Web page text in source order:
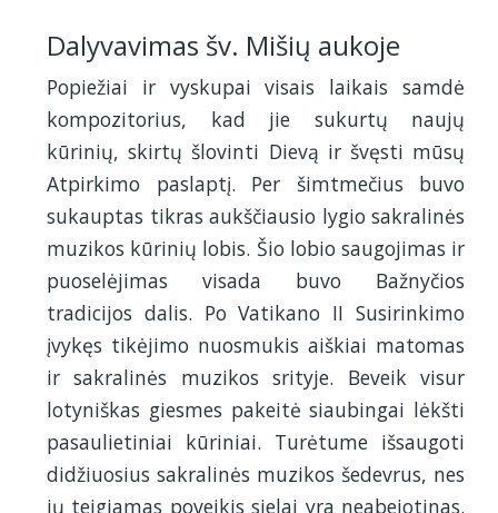
Dalyvavimas šv. Mišių aukoje
Popiežiai ir vyskupai visais laikais samdė
kompozitorius, kad jie sukurtų naujų
kūrinių, skirtų šlovinti Dievą ir švęsti mūsų
Atpirkimo paslaptį. Per šimtmečius buvo
sukauptas tikras aukščiausio lygio sakralinės
muzikos kūrinių lobis. Šio lobio saugojimas ir
puoselėjimas visada buvo Bažnyčios
tradicijos dalis. Po Vatikano II Susirinkimo
įvykęs tikėjimo nuosmukis aiškiai matomas
ir sakralinės muzikos srityje. Beveik visur
lotyniškas giesmes pakeitė siaubingai lėkšti
pasaulietiniai kūriniai. Turėtume išsaugoti
didžiuosius sakralinės muzikos šedevrus, nes
jų teigiamas poveikis sielai yra neabejotinas.